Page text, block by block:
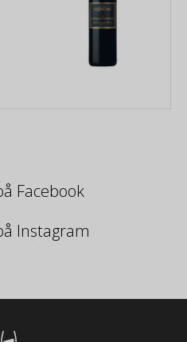
Facebook
Instagram